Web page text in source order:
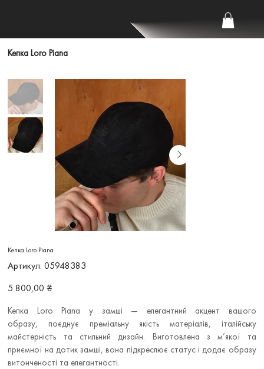
Кепка Loro Piana
Кепка Loro Piana
Артикул: Артикул
05948383
05948383
Ціна
5 800,00 ₴
Кепка Loro Piana у замші — елегантний акцент вашого
образу, поєднує преміальну якість матеріалів, італійську
майстерність та стильний дизайн. Виготовлена з м’якої та
приємної на дотик замші, вона підкреслює статус і додає образу
витонченості та елегантності.